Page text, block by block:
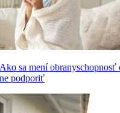
sa mení obranyschopnosť
podporiť